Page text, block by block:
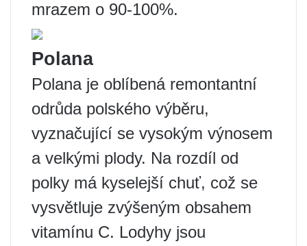
mrazem o 90-100%.
Polana
Polana je oblíbená remontantní
odrůda polského výběru,
vyznačující se vysokým výnosem
a velkými plody. Na rozdíl od
polky má kyselejší chuť, což se
vysvětluje zvýšeným obsahem
vitamínu C. Lodyhy jsou